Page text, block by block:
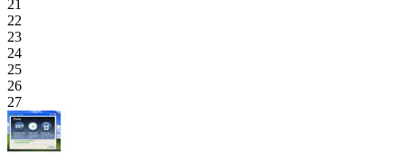
21
22
23
24
25
26
27